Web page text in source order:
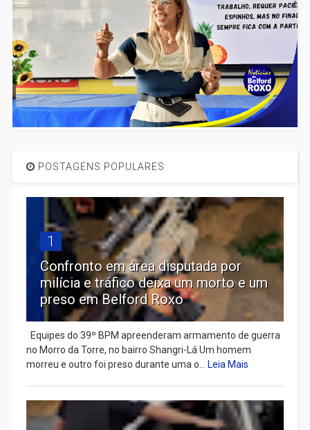
POSTAGENS POPULARES
1
Confronto em área disputada por
milícia e tráfico deixa um morto e um
preso em Belford Roxo
Equipes do 39º BPM apreenderam armamento de guerra
no Morro da Torre, no bairro Shangri-Lá Um homem
morreu e outro foi preso durante uma o... Leia Mais